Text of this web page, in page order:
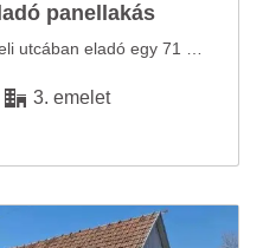
panellakás
3. emelet